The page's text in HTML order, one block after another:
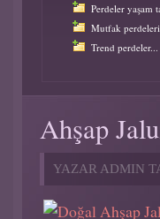
Perdeler yaşam
Mutfak
Trend perdeler...
Ahşap
YAZAR ADMIN